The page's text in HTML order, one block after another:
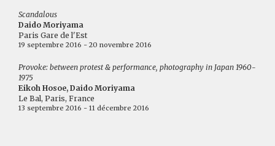
Scandalous
Daido Moriyama
Paris Gare de l'Est
19 septembre 2016 - 20 novembre 2016
Provoke: between protest & performance, photography in Japan 1960-
1975
Eikoh Hosoe, Daido Moriyama
Le Bal, Paris, France
13 septembre 2016 - 11 décembre 2016